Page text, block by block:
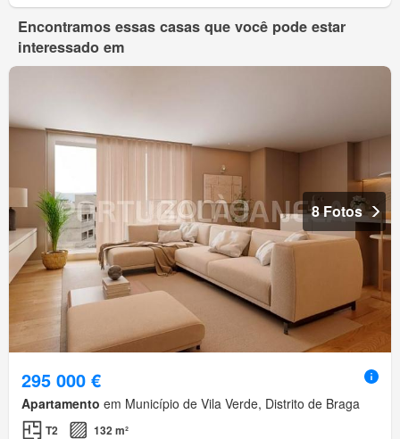
Encontramos essas casas que você pode estar
interessado em
8 Fotos
295 000 €
Apartamento em Município de Vila Verde, Distrito de Braga
T2 132 m²